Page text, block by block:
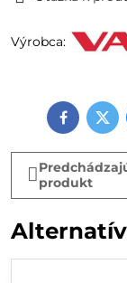
Výrobca:
Facebook
produkt